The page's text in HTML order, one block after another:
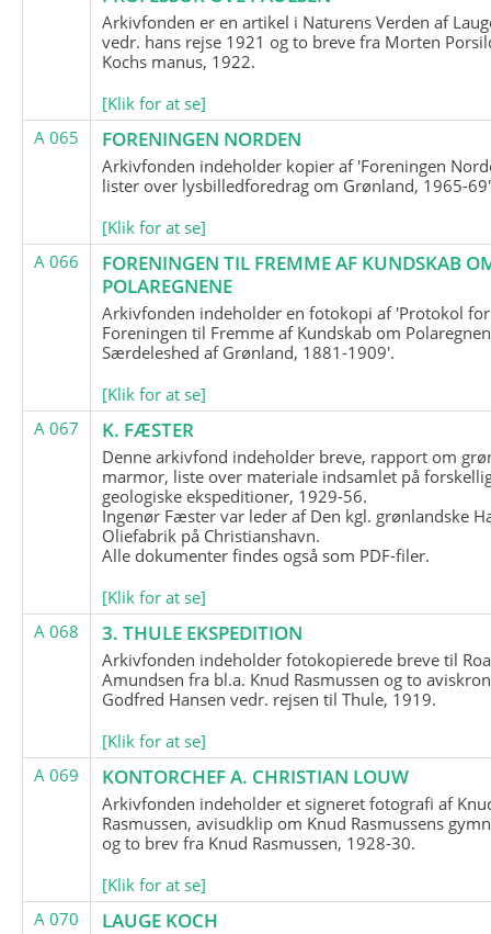
Arkivfonden er en artikel i Naturens Verden af
vedr. hans rejse 1921 og to breve fra Morten
Kochs manus, 1922.
[Klik for at se]
A 065
FORENINGEN NORDEN
Arkivfonden indeholder kopier af 'Foreningen
lister over lysbilledforedrag om Grønland, 1965-
[Klik for at se]
A 066
FORENINGEN TIL FREMME AF KUNDSKAB
POLAREGNENE
Arkivfonden indeholder en fotokopi af 'Protokol for
Foreningen til Fremme af Kundskab om
Særdeleshed af Grønland, 1881-1909'.
[Klik for at se]
A 067
K. FÆSTER
Denne arkivfond indeholder breve, rapport om
marmor, liste over materiale indsamlet på
geologiske ekspeditioner, 1929-56.
Ingenør Fæster var leder af Den kgl. grønlandske
Oliefabrik på Christianshavn.
Alle dokumenter findes også som PDF-filer.
[Klik for at se]
A 068
3. THULE EKSPEDITION
Arkivfonden indeholder fotokopierede breve til
Amundsen fra bl.a. Knud Rasmussen og to
Godfred Hansen vedr. rejsen til Thule, 1919.
[Klik for at se]
A 069
KONTORCHEF A. CHRISTIAN LOUW
Arkivfonden indeholder et signeret fotografi af
Rasmussen, avisudklip om Knud Rasmussens
og to brev fra Knud Rasmussen, 1928-30.
[Klik for at se]
A 070
LAUGE KOCH